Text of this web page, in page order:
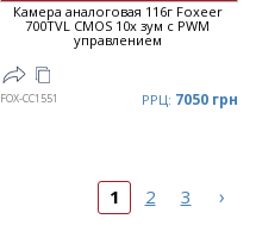
Камера аналоговая 116г Foxeer
700TVL CMOS 10x зум c PWM
управлением
FOX-CC1551 РРЦ: 7050 грн
1 2 3 ›